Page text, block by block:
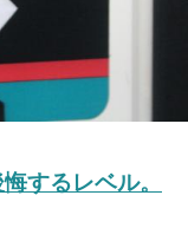
するレベル。